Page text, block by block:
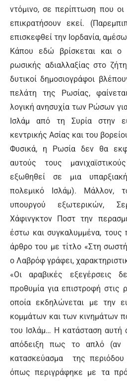
ντόμινο, σε περίπτωση που οι
επικρατήσουν εκεί.
επισκεφθεί την Ιορδανία,
Κάπου εδώ βρίσκεται και ο
ρωσικής αδιαλλαξίας στο
δυτικοί δημοσιογράφοι
πελάτη της Ρωσίας,
λογική ανησυχία των Ρώσων
Ισλάμ από τη Συρία στην
κεντρικής Ασίας και του
Φυσικά, η Ρωσία δεν θα
αυτούς τους
εξωθηθεί σε μια
πολεμικό Ισλάμ). Μάλλον,
υπουργού εξωτερικών,
Χάφινγκτον Ποστ την
έστω και συγκαλυμμένα,
άρθρο του με τίτλο «Στη
ο Λαβρόφ γράφει,
«Οι αραβικές εξεγέρσεις
προθυμία για επιστροφή στις
οποία εκδηλώνεται με την
κομμάτων και των κινημάτων
του Ισλάμ… Η κατάσταση αυτή
απόδειξη πως το απλό (αν
κατασκεύασμα της
όπως περιγράφηκε με τα